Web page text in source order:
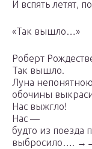
И вспять
«Так вышло…»
Роберт
Так вышло.
Луна
обочины
Нас выжгло!
Нас —
будто из поезда
выбросило….